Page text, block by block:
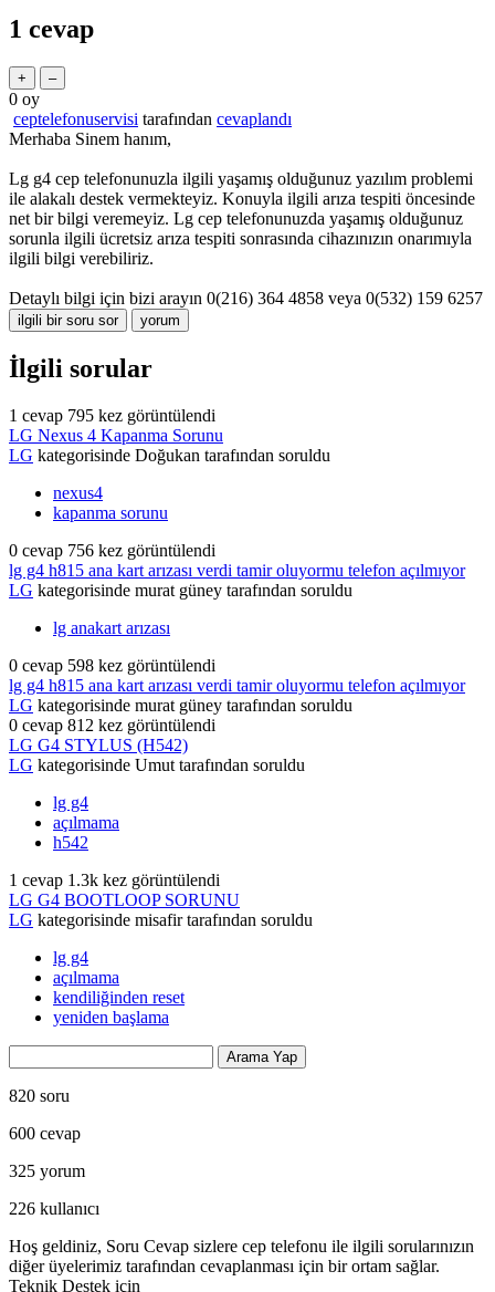
1 cevap
0 oy
ceptelefonuservisi tarafından cevaplandı
Merhaba Sinem hanım,
Lg g4 cep telefonunuzla ilgili yaşamış olduğunuz yazılım problemi
ile alakalı destek vermekteyiz. Konuyla ilgili arıza tespiti öncesinde
net bir bilgi veremeyiz. Lg cep telefonunuzda yaşamış olduğunuz
sorunla ilgili ücretsiz arıza tespiti sonrasında cihazınızın onarımıyla
ilgili bilgi verebiliriz.
Detaylı bilgi için bizi arayın 0(216) 364 4858 veya 0(532) 159 6257
İlgili sorular
1 cevap 795 kez görüntülendi
LG Nexus 4 Kapanma Sorunu
LG kategorisinde Doğukan tarafından soruldu
nexus4
kapanma sorunu
0 cevap 756 kez görüntülendi
lg g4 h815 ana kart arızası verdi tamir oluyormu telefon açılmıyor
LG kategorisinde murat güney tarafından soruldu
lg anakart arızası
0 cevap 598 kez görüntülendi
lg g4 h815 ana kart arızası verdi tamir oluyormu telefon açılmıyor
LG kategorisinde murat güney tarafından soruldu
0 cevap 812 kez görüntülendi
LG G4 STYLUS (H542)
LG kategorisinde Umut tarafından soruldu
lg g4
açılmama
h542
1 cevap 1.3k kez görüntülendi
LG G4 BOOTLOOP SORUNU
LG kategorisinde misafir tarafından soruldu
lg g4
açılmama
kendiliğinden reset
yeniden başlama
820 soru
600 cevap
325 yorum
226 kullanıcı
Hoş geldiniz, Soru Cevap sizlere cep telefonu ile ilgili sorularınızın
diğer üyelerimiz tarafından cevaplanması için bir ortam sağlar.
Teknik Destek için